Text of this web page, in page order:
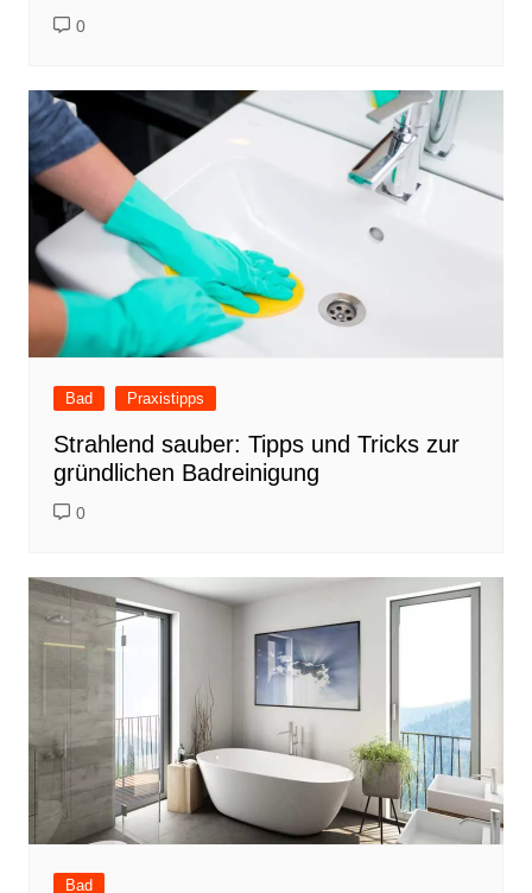
0
Bad Praxistipps
Strahlend sauber: Tipps und Tricks zur
gründlichen Badreinigung
0
Bad